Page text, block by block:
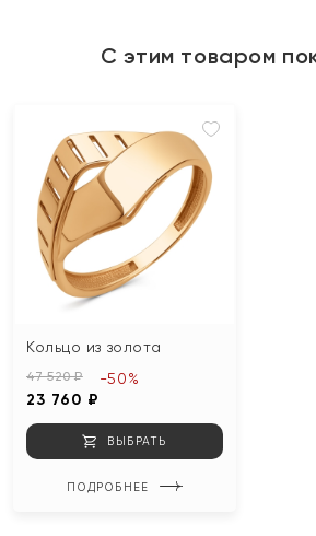
С этим товаром
Кольцо из золота
47 520 ₽
23 760 ₽
-50%
ВЫБРАТЬ
ПОДРОБНЕЕ